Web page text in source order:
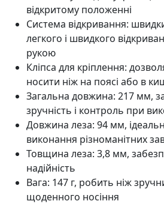
відкритому положенні
Система відкривання:
легкого і швидкого
рукою
Кліпса для кріплення:
носити ніж на поясі або в
Загальна довжина: 217 мм,
зручність і контроль при
Довжина леза: 94 мм,
виконання різноманітних
Товщина леза: 3,8 мм,
надійність
Вага: 147 г, робить ніж
щоденного носіння